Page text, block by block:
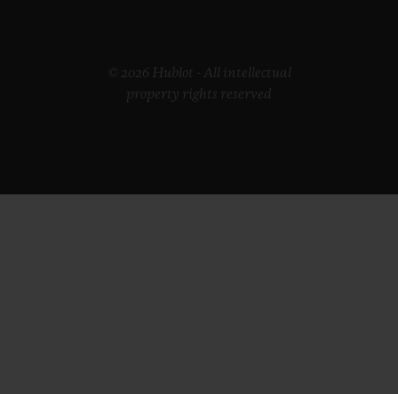
© 2026 Hublot - All intellectual
property rights reserved